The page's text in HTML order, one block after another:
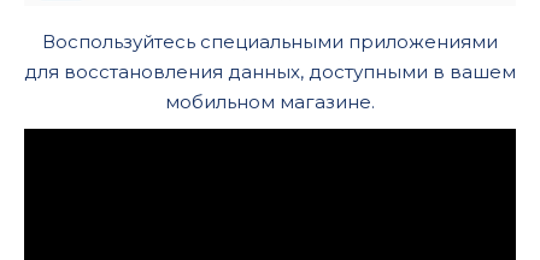
Воспользуйтесь специальными приложениями
для восстановления данных, доступными в вашем
мобильном магазине.